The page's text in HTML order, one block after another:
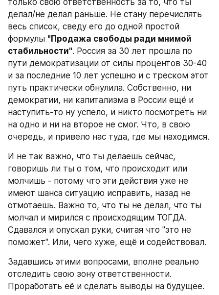
только свою ответственность за то, что ты
делал/не делал раньше. Не стану перечислять
весь список, сведу его до одной простой
формулы "Продажа свободы ради мнимой
стабильности". Россия за 30 лет прошла по
пути демократизации от силы процентов 30-40
и за последние 10 лет успешно и с треском этот
путь практически обнулила. Собственно, ни
демократии, ни капитализма в России ещё и
наступить-то ну успело, и никто посмотреть ни
на одно и ни на второе не смог. Что, в свою
очередь, и привело нас туда, где мы находимся.
И не так важно, что ты делаешь сейчас,
говоришь ли ты о том, что происходит или
молчишь - потому что эти действия уже не
имеют шанса ситуацию исправить, назад не
отмотаешь. Важно то, что ты не делал, что ты
молчал и мирился с происходящим ТОГДА.
Сдавался и опускал руки, считая что "это не
поможет". Или, чего хуже, ещё и содействовал.
Задавшись этими вопросами, вполне реально
отследить свою зону ответственности.
Проработать её и сделать выводы на будущее.